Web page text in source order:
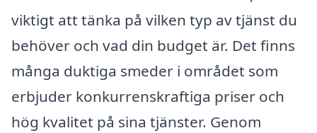
viktigt att tänka på vilken typ av tjänst du
behöver och vad din budget är. Det finns
många duktiga smeder i området som
erbjuder konkurrenskraftiga priser och
hög kvalitet på sina tjänster. Genom